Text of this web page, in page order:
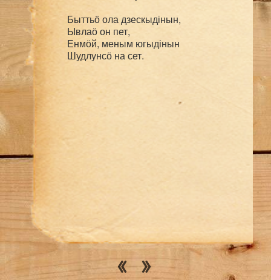
Быттьӧ ола дзескыдінын,
Ывлаӧ он пет,
Енмӧй, меным югыдінын